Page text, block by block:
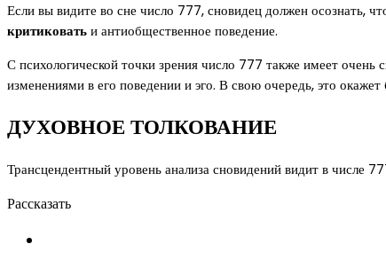
Если вы видите во сне число 777, сновидец должен осознать,
критиковатьи антиобщественное поведение.
С психологической точки зрения число 777 также имеет
изменениями в его поведении и эго. В свою очередь, это окажет
ДУХОВНОЕ ТОЛКОВАНИЕ
Трансцендентный уровень анализа сновидений видит в числе
Рассказать